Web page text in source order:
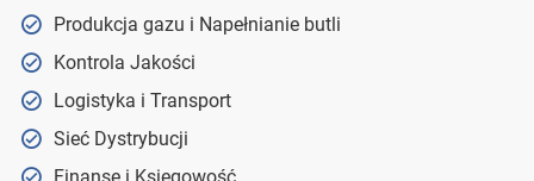
Produkcja gazu i Napełnianie butli
Kontrola Jakości
Logistyka i Transport
Sieć Dystrybucji